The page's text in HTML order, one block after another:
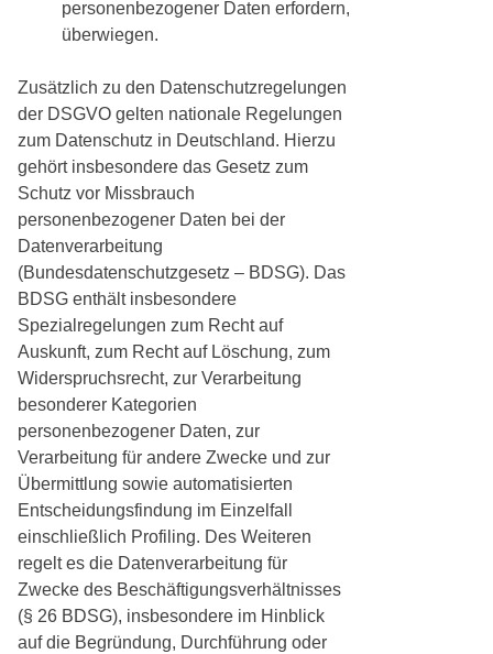
personenbezogener Daten erfordern,
überwiegen.
Zusätzlich zu den Datenschutzregelungen
der DSGVO gelten nationale Regelungen
zum Datenschutz in Deutschland. Hierzu
gehört insbesondere das Gesetz zum
Schutz vor Missbrauch
personenbezogener Daten bei der
Datenverarbeitung
(Bundesdatenschutzgesetz – BDSG). Das
BDSG enthält insbesondere
Spezialregelungen zum Recht auf
Auskunft, zum Recht auf Löschung, zum
Widerspruchsrecht, zur Verarbeitung
besonderer Kategorien
personenbezogener Daten, zur
Verarbeitung für andere Zwecke und zur
Übermittlung sowie automatisierten
Entscheidungsfindung im Einzelfall
einschließlich Profiling. Des Weiteren
regelt es die Datenverarbeitung für
Zwecke des Beschäftigungsverhältnisses
(§ 26 BDSG), insbesondere im Hinblick
auf die Begründung, Durchführung oder